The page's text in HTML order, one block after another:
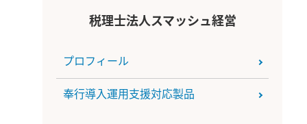
税理士法人スマッシュ経営
プロフィール
奉行導入運用支援対応製品